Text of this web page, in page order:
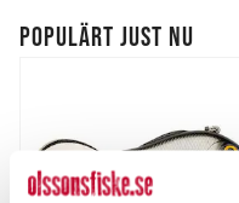
POPULÄRT JUST NU